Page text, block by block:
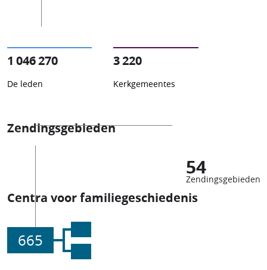
1 046 270
De leden
3 220
Kerkgemeentes
Zendingsgebieden
54
Zendingsgebieden
Centra voor familiegeschiedenis
665